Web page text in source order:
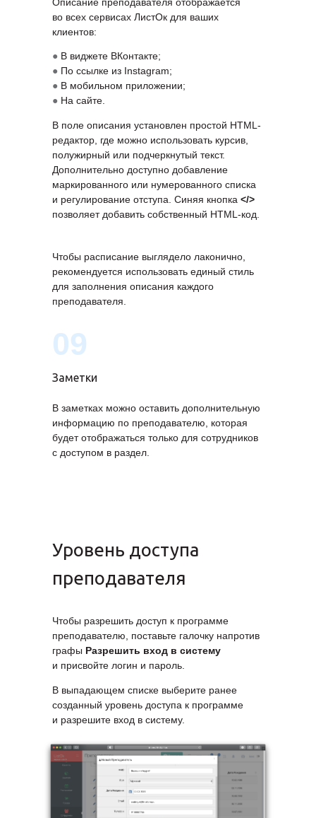
во всех сервисах ЛистОк для ваших
клиентов:
● В виджете ВКонтакте;
● По ссылке из Instagram;
● В мобильном приложении;
● На сайте.
В поле описания установлен простой HTML-
редактор, где можно использовать курсив,
полужирный или подчеркнутый текст.
Дополнительно доступно добавление
маркированного или нумерованного списка
и регулирование отступа. Синяя кнопка </>
позволяет добавить собственный HTML-код.
Чтобы расписание выглядело лаконично,
рекомендуется использовать единый стиль
для заполнения описания каждого
преподавателя.
Заметки
В заметках можно оставить дополнительную
информацию по преподавателю, которая
будет отображаться только для сотрудников
с доступом в раздел.
09
Уровень доступа
преподавателя
Чтобы разрешить доступ к программе
преподавателю, поставьте галочку напротив
графы Разрешить вход в систему
и присвойте логин и пароль.
В выпадающем списке выберите ранее
созданный уровень доступа к программе
и разрешите вход в систему.